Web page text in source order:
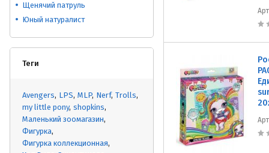
Щенячий патруль
Юный натуралист
Теги
Avengers LPS MLP Nerf Trolls
my little pony shopkins
Маленький зоомагазин
Фигурка
Фигурка коллекционная